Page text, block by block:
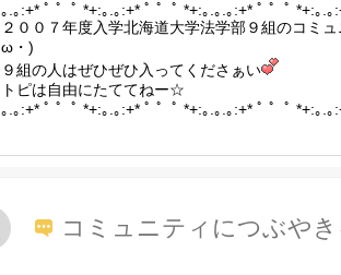
｡.｡:+* ﾟ ゜ﾟ *+:｡.｡:+* ﾟ ゜ﾟ *+:｡.｡.｡:+* ﾟ ゜ﾟ *+:｡.｡
２００７年度入学北海道大学法学部９組のコミュ
ω・)
９組の人はぜひぜひ入ってくださぁい
トピは自由にたててねー☆
｡.｡:+* ﾟ ゜ﾟ *+:｡.｡:+* ﾟ ゜ﾟ *+:｡.｡.｡:+* ﾟ ゜ﾟ *+:｡.｡
コミュニティにつぶや